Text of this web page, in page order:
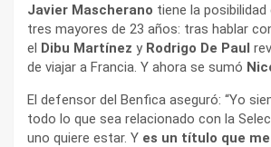
Javier Mascherano tiene la
tres mayores de 23 años: tras hablar
el Dibu Martínez y Rodrigo De Paul
de viajar a Francia. Y ahora se sumó
El defensor del Benfica aseguró: “Yo
todo lo que sea relacionado con la
uno quiere estar. Y es un título que